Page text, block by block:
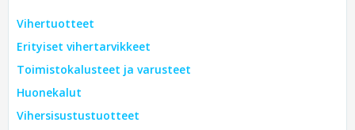
Vihertuotteet
Erityiset vihertarvikkeet
Toimistokalusteet ja varusteet
Huonekalut
Vihersisustustuotteet